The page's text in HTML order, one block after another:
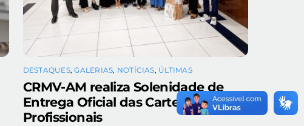
DESTAQUES,GALERIAS, NOTÍCIAS, ÚLTIMAS
CRMV-AM realiza Solenidade de
Entrega Oficial das Carteiras
Profissionais